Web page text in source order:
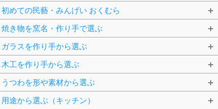
初めての民藝・みんげい おくむら
焼き物を窯名・作り手で選ぶ
ガラスを作り手から選ぶ
木工を作り手から選ぶ
うつわを形や素材から選ぶ
用途から選ぶ（キッチン）